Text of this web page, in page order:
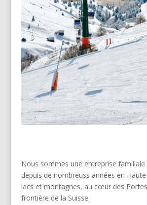
Nous sommes une entreprise familiale
depuis de nombreuss années en
lacs et montagnes, au cœur des
frontière de la Suisse.